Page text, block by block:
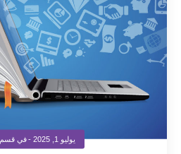
يوليو 1, 2025 - في قسم